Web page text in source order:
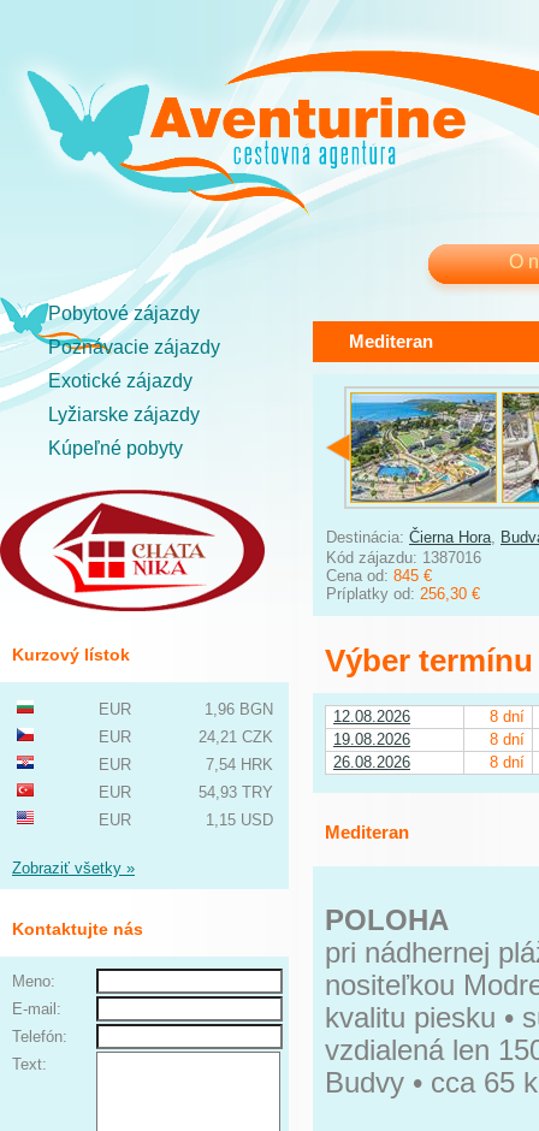
O
Pobytové zájazdy
Poznávacie zájazdy
Exotické zájazdy
Lyžiarske zájazdy
Kúpeľné pobyty
Kurzový lístok
EUR
1,96 BGN
EUR
24,21 CZK
EUR
7,54 HRK
EUR
54,93 TRY
EUR
1,15 USD
Zobraziť všetky »
Kontaktujte nás
Meno:
E-mail:
Telefón:
Text:
Mediteran
Destinácia: Čierna Hora,
Kód zájazdu: 1387016
Cena od: 845 €
Príplatky od: 256,30 €
Výber termínu
12.08.2026
8 dní
19.08.2026
8 dní
26.08.2026
8 dní
Mediteran
POLOHA
pri nádhernej
nositeľkou
kvalitu piesku •
vzdialená len
Budvy • cca 65